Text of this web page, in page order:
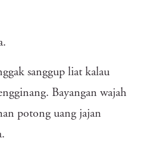
sanggup liat kalau
Bayangan wajah
potong uang jajan